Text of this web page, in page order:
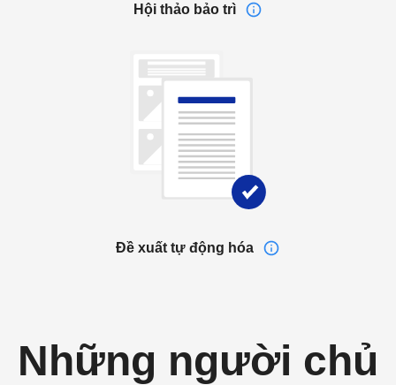
Hội thảo bảo trì
Đề xuất tự động hóa
Những người chủ